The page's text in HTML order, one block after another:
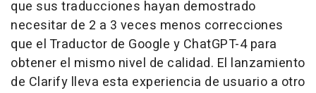
que sus traducciones hayan demostrado
necesitar de 2 a 3 veces menos correcciones
que el Traductor de Google y ChatGPT-4 para
obtener el mismo nivel de calidad. El lanzamiento
de Clarify lleva esta experiencia de usuario a otro